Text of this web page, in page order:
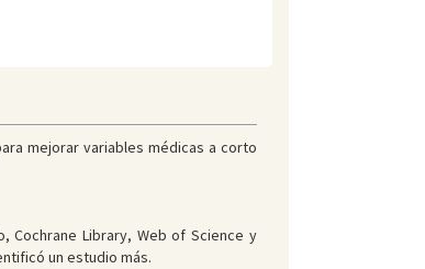
mejorar variables médicas a corto
Cochrane Library, Web of Science y
un estudio más.